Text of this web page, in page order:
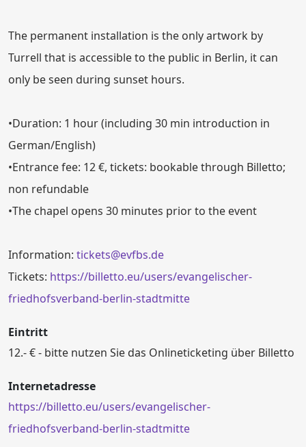
The permanent installation is the only artwork by
Turrell that is accessible to the public in Berlin, it can
only be seen during sunset hours.
•Duration: 1 hour (including 30 min introduction in
German/English)
•Entrance fee: 12 €, tickets: bookable through Billetto;
non refundable
•The chapel opens 30 minutes prior to the event
Information: tickets@evfbs.de
Tickets: https://billetto.eu/users/evangelischer-
friedhofsverband-berlin-stadtmitte
Eintritt
12.- € - bitte nutzen Sie das Onlineticketing über Billetto
Internetadresse
https://billetto.eu/users/evangelischer-
friedhofsverband-berlin-stadtmitte